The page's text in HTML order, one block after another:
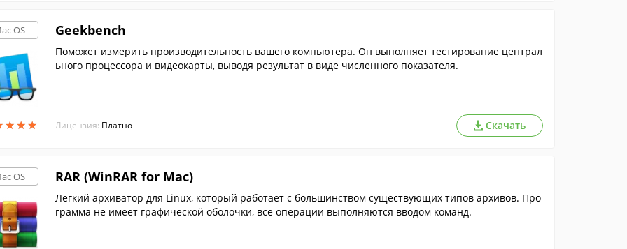
OS
★★★
★★★
Geekbench
Поможет измерить производительность вашего компьютера. Он выполняет тестирование централ
ьного процессора и видеокарты, выводя результат в виде численного показателя.
Лицензия: Платно Скачать
OS RAR (WinRAR for Mac)
Легкий архиватор для Linux, который работает с большинством существующих типов архивов. Про
грамма не имеет графической оболочки, все операции выполняются вводом команд.